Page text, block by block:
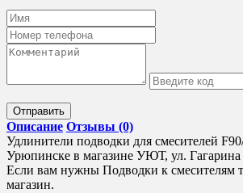
Отправить
Описание Отзывы (0)
Удлинители подводки для смесителей
Урюпинске в магазине УЮТ, ул. Гагарина
Если вам нужны Подводки к смесителям
магазин.